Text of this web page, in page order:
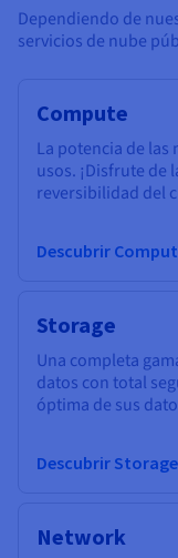
Dependiendo de
servicios de nube
Compute
La potencia de
usos. ¡Disfrute de
reversibilidad del
Descubrir
Storage
Una completa
datos con total
óptima de sus
Descubrir Storage
Network